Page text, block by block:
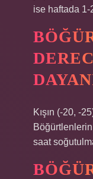
ise haftada 1-
Kışın (-20, -
saat